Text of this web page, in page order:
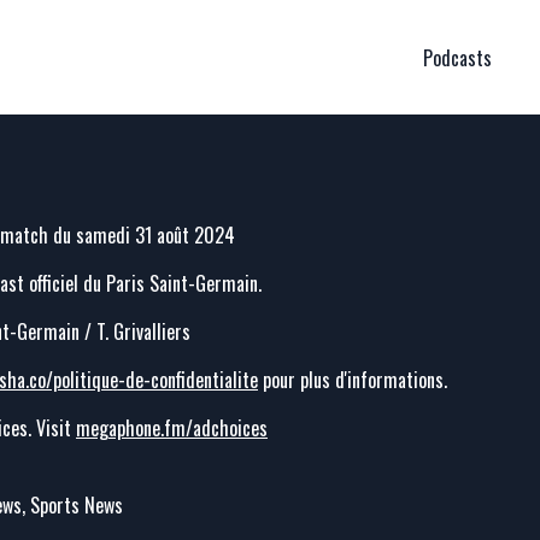
Podcasts
du samedi 31 août 2024
officiel du Paris Saint-Germain.
Germain / T. Grivalliers
politique-de-confidentialite pour plus d'informations.
Visit megaphone.fm/adchoices
Sports News